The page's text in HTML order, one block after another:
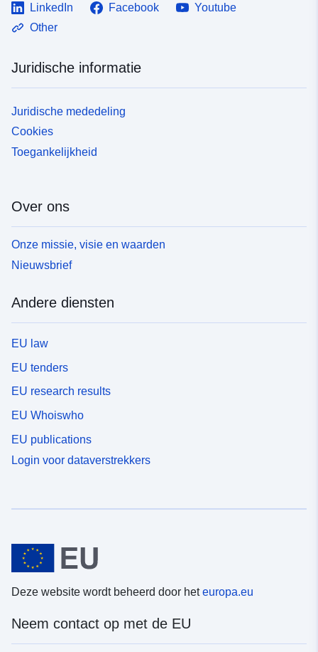
LinkedIn Facebook
Youtube
Other
Juridische informatie
Juridische mededeling
Cookies
Toegankelijkheid
Over ons
Onze missie, visie en waarden
Nieuwsbrief
Andere diensten
EU law
EU tenders
EU research results
EU Whoiswho
EU publications
Login voor dataverstrekkers
Deze website wordt beheerd door heteuropa.eu
Neem contact op met de EU